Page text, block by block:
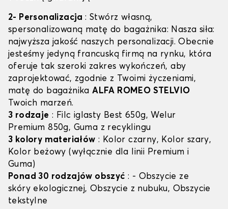
2- Personalizacja: Stwórz własną,
spersonalizowaną matę do bagażnika: Nasza siła:
najwyższa jakość naszych personalizacji. Obecnie
jesteśmy jedyną francuską firmą na rynku, która
oferuje tak szeroki zakres wykończeń, aby
zaprojektować, zgodnie z Twoimi życzeniami,
matę do bagażnikaALFA ROMEO STELVIO
Twoich marzeń.
3 rodzaje : Filc iglasty Best 650g, Welur
Premium 850g, Guma z recyklingu
3 kolory materiałów : Kolor czarny, Kolor szary,
Kolor beżowy (wyłącznie dla linii Premium i
Guma)
Ponad 30 rodzajów obszyć : - Obszycie ze
skóry ekologicznej, Obszycie z nubuku, Obszycie
tekstylne